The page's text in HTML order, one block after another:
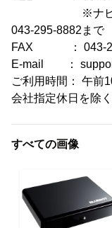
※ナビダイヤ
043-295-8882まで
FAX ： 043-
E-mail ：
ご利用時間： 午前
会社指定休日を除
すべての画像